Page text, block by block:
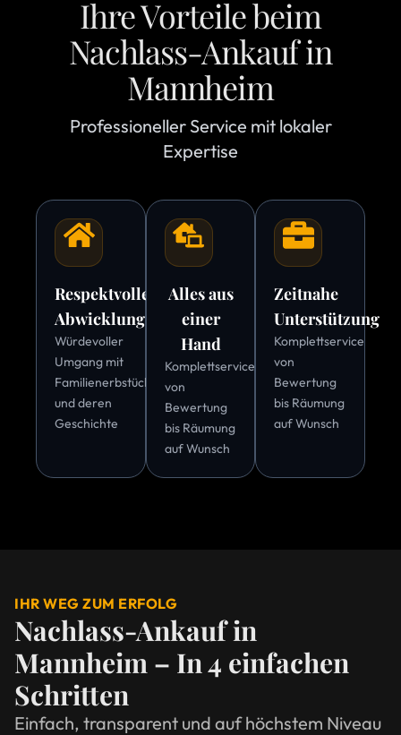
Ihre Vorteile beim
Nachlass-Ankauf in
Mannheim
Professioneller Service mit lokaler
Expertise
Respektvolle
Abwicklung
Würdevoller
Umgang mit
Familienerbstücken
und deren
Geschichte
Alles aus
einer
Hand
Komplettservice
von
Bewertung
bis Räumung
auf Wunsch
Zeitnahe
Unterstützung
Komplettservice
von
Bewertung
bis Räumung
auf Wunsch
IHR WEG ZUM ERFOLG
Nachlass-Ankauf in
Mannheim – In 4 einfachen
Schritten
Einfach, transparent und auf höchstem Niveau